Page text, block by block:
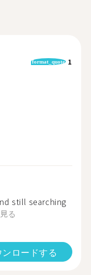
format_quote 1
still searching
る
ロードする